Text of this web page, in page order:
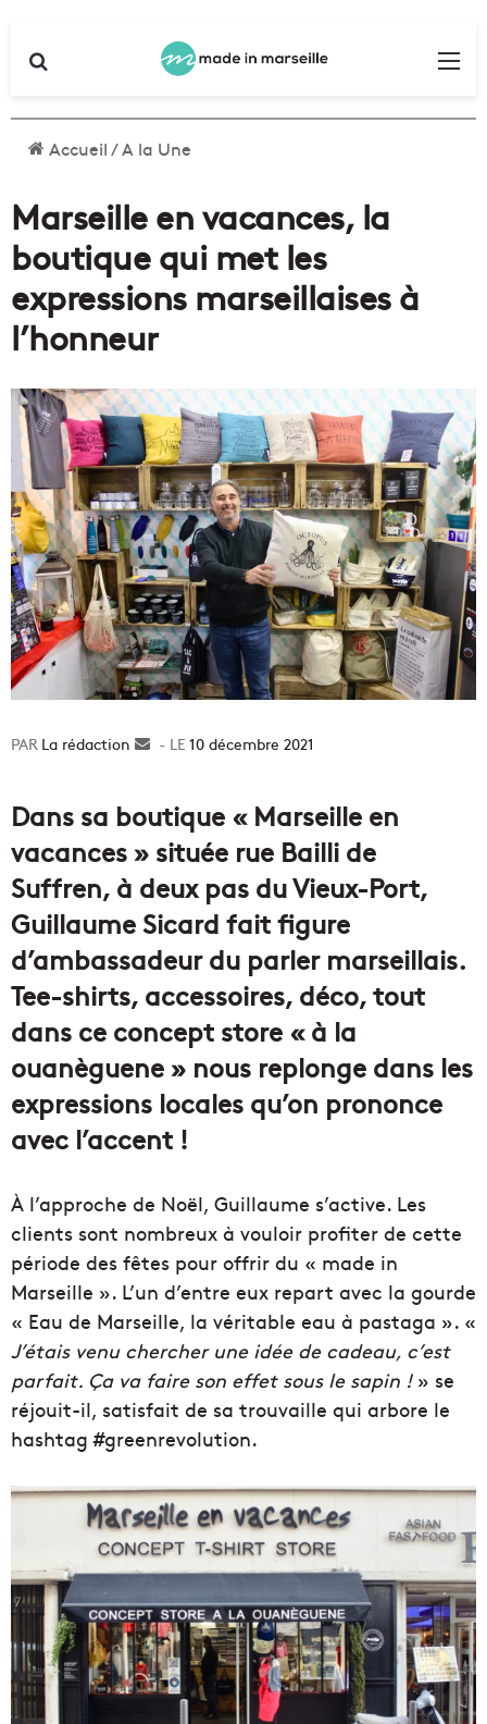
Accueil/A la Une
Marseille en vacances, la
boutique qui met les
expressions marseillaises à
l’honneur
La rédaction
Envoyer10 décembre 2021
Dans sa boutique « Marseille en
vacances » située rue Bailli de
Suffren, à deux pas du Vieux-Port,
Guillaume Sicard fait figure
d’ambassadeur du parler marseillais.
Tee-shirts, accessoires, déco, tout
dans ce concept store « à la
ouanèguene » nous replonge dans les
expressions locales qu’on prononce
avec l’accent !
À l’approche de Noël, Guillaume s’active. Les
clients sont nombreux à vouloir profiter de cette
période des fêtes pour offrir du « made in
Marseille ». L’un d’entre eux repart avec la gourde
« Eau de Marseille, la véritable eau à pastaga ». «
J’étais venu chercher une idée de cadeau, c’est
parfait. Ça va faire son effet sous le sapin !» se
réjouit-il, satisfait de sa trouvaille qui arbore le
hashtag #greenrevolution.